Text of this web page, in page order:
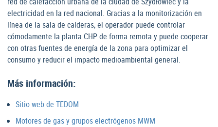
electricidad en la red nacional. Gracias a la monitorización en
línea de la sala de calderas, el operador puede controlar
cómodamente la planta CHP de forma remota y puede cooperar
con otras fuentes de energía de la zona para optimizar el
consumo y reducir el impacto medioambiental general.
Más información:
Sitio web de TEDOM
Motores de gas y grupos electrógenos MWM